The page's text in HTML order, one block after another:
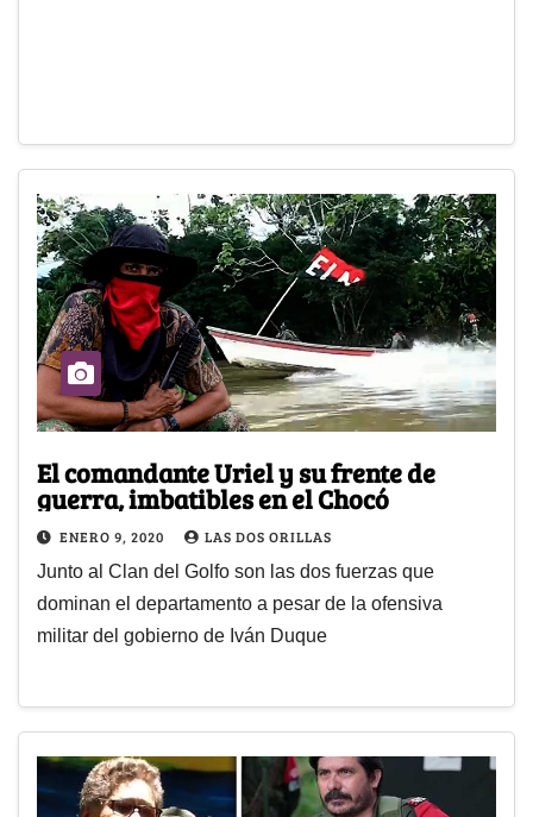
El comandante Uriel y su frente de
guerra, imbatibles en el Chocó
ENERO 9, 2020 LAS DOS ORILLAS
Junto al Clan del Golfo son las dos fuerzas que
dominan el departamento a pesar de la ofensiva
militar del gobierno de Iván Duque